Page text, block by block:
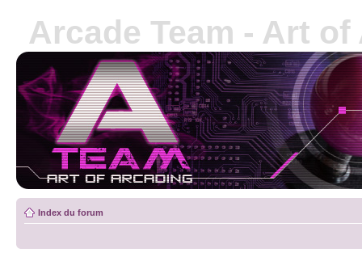
Arcade Team - Art
Index du forum